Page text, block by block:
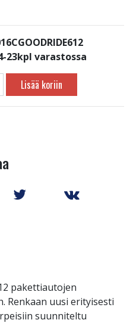
23kpl varastossa
Lisää koriin
pakettiautojen
Renkaan uusi erityisesti
suunniteltu